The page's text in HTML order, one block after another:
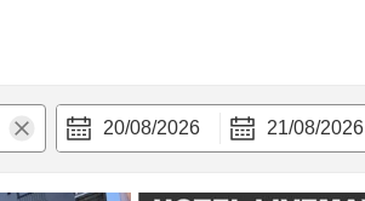
20/08/2026 21/08/2026
bật Tiện nghi